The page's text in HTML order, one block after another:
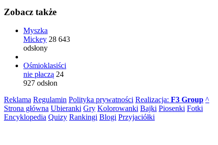
Zobacz także
Myszka
Mickey 28 643
odsłony
Ośmioklasiści
nie płaczą 24
927 odsłon
Reklama Regulamin Polityka prywatności Realizacja: F3 Group ^
Strona główna Ubieranki Gry Kolorowanki Bajki Piosenki Fotki
Encyklopedia Quizy Rankingi Blogi Przyjaciółki